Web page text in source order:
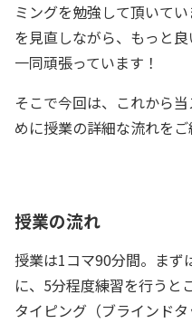
ミングを勉強して頂いて
を見直しながら、もっと
一同頑張っています！
そこで今回は、これから
めに授業の詳細な流れを
授業の流れ
授業は1コマ90分間。まず
に、5分程度練習を行うと
タイピング（ブラインド